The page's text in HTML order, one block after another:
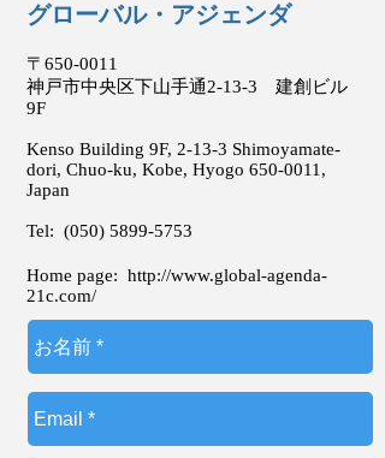
グローバル・アジェンダ
〒650-0011
神戸市中央区下山手通2-13-3 建創ビル
9F
Kenso Building 9F, 2-13-3 Shimoyamate-
dori, Chuo-ku, Kobe, Hyogo 650-0011 ,
Japan
Tel: (050) 5899-5753
Home page: http://www.global-agenda-
21c.com/